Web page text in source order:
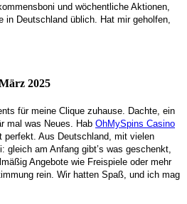
und wöchentliche Aktionen,
in Deutschland üblich. Hat mir geholfen,
2025
für meine Clique zuhause. Dachte, ein
mal was Neues. Hab OhMySpins Casino
perfekt. Aus Deutschland, mit vielen
gleich am Anfang gibt’s was geschenkt,
Angebote wie Freispiele oder mehr
rein. Wir hatten Spaß, und ich mag